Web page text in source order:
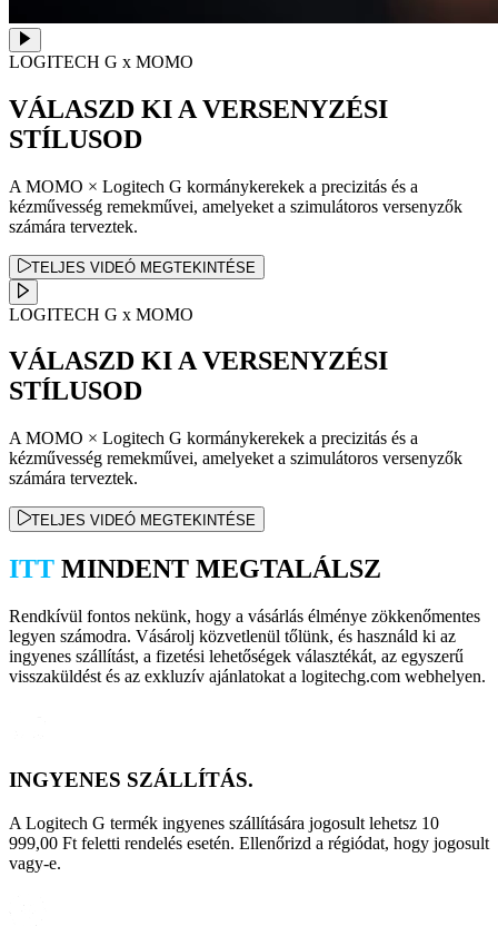
LOGITECH G x MOMO
VÁLASZD KI A VERSENYZÉSI
STÍLUSOD
A MOMO × Logitech G kormánykerekek a precizitás és a
kézművesség remekművei, amelyeket a szimulátoros versenyzők
számára terveztek.
TELJES VIDEÓ MEGTEKINTÉSE
LOGITECH G x MOMO
VÁLASZD KI A VERSENYZÉSI
STÍLUSOD
A MOMO × Logitech G kormánykerekek a precizitás és a
kézművesség remekművei, amelyeket a szimulátoros versenyzők
számára terveztek.
TELJES VIDEÓ MEGTEKINTÉSE
ITT MINDENT MEGTALÁLSZ
Rendkívül fontos nekünk, hogy a vásárlás élménye zökkenőmentes
legyen számodra. Vásárolj közvetlenül tőlünk, és használd ki az
ingyenes szállítást, a fizetési lehetőségek választékát, az egyszerű
visszaküldést és az exkluzív ajánlatokat a logitechg.com webhelyen.
INGYENES SZÁLLÍTÁS.
A Logitech G termék ingyenes szállítására jogosult lehetsz 10
999,00 Ft feletti rendelés esetén. Ellenőrizd a régiódat, hogy jogosult
vagy-e.